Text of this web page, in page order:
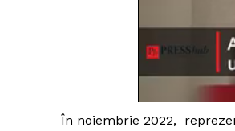
În noiembrie 2022,